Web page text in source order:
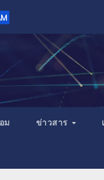
ม ข่าวสาร